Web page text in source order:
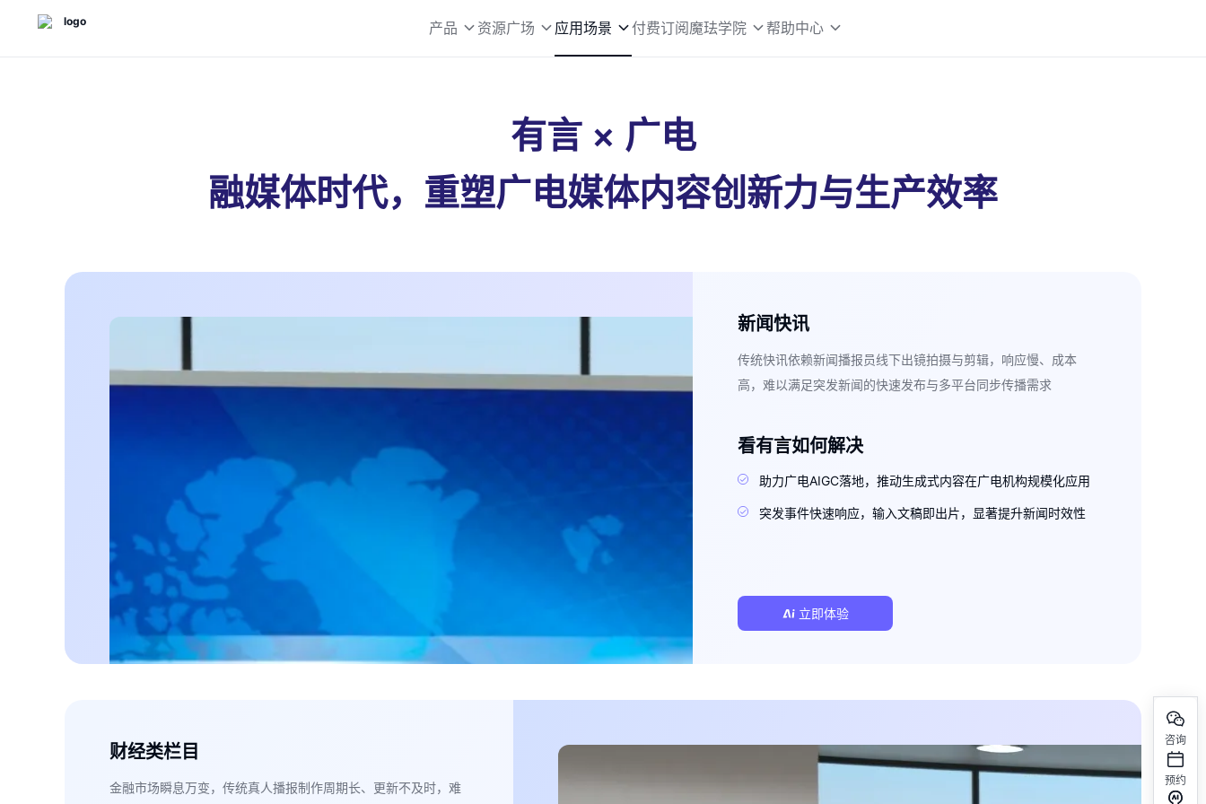
有言 × 广电
融媒体时代，重塑广电媒体内容创新力与生产效率
新闻快讯
传统快讯依赖新闻播报员线下出镜拍摄与剪辑，响应慢、成本
高，难以满足突发新闻的快速发布与多平台同步传播需求
看有言如何解决
助力广电AIGC落地，推动生成式内容在广电机构规模化应用
突发事件快速响应，输入文稿即出片，显著提升新闻时效性
立即体验
财经类栏目
金融市场瞬息万变，传统真人播报制作周期长、更新不及时，难
产品 资源广场 应用场景 付费订阅魔珐学院 帮助中心
咨询
预约